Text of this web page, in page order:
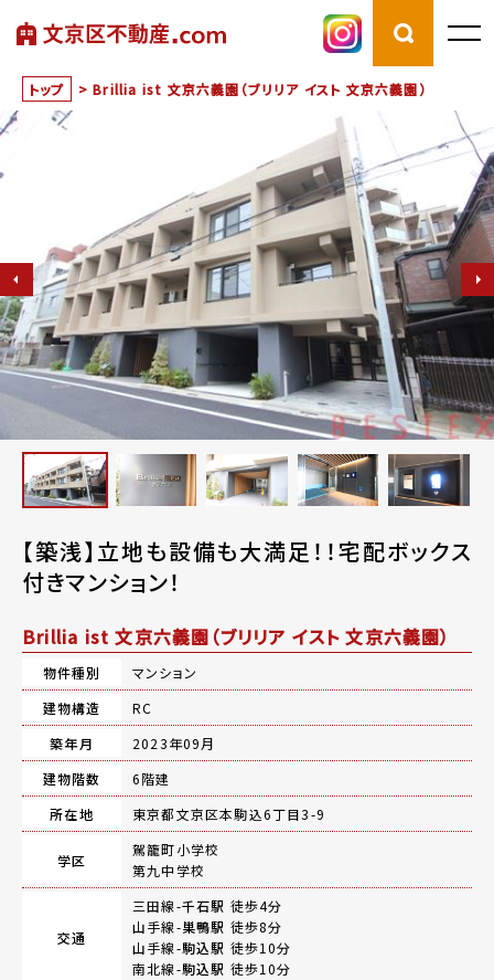
トップ > Brillia ist 文京六義園（ブリリア イスト 文京六義園）
【築浅】立地も設備も大満足！！宅配ボックス
付きマンション！
Brillia ist 文京六義園（ブリリア イスト 文京六義園）
物件種別
マンション
建物構造
RC
築年月
2023年09月
建物階数
6階建
所在地
東京都文京区本駒込6丁目3-9
学区
駕籠町小学校
第九中学校
交通
三田線-千石駅 徒歩4分
山手線-巣鴨駅 徒歩8分
山手線-駒込駅 徒歩10分
南北線-駒込駅 徒歩10分